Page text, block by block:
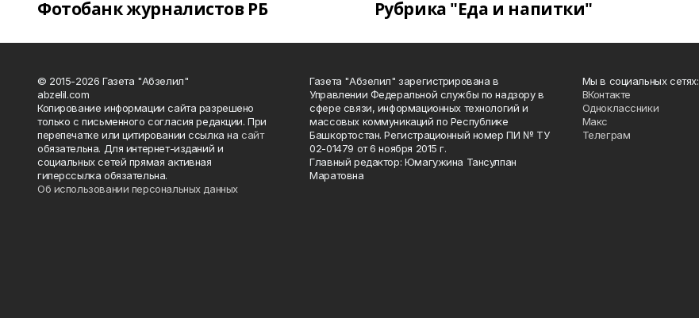
Фотобанк журналистов РБ Рубрика "Еда и напитки"
© 2015-2026 Газета "Абзелил"
abzelil.com
Копирование информации сайта разрешено
только с письменного согласия редакции. При
перепечатке или цитировании ссылка на сайт
обязательна. Для интернет-изданий и
социальных сетей прямая активная
гиперссылка обязательна.
Об использовании персональных данных
Газета "Абзелил" зарегистрирована в
Управлении Федеральной службы по надзору в
сфере связи, информационных технологий и
массовых коммуникаций по Республике
Башкортостан. Регистрационный номер ПИ № ТУ
02-01479 от 6 ноября 2015 г.
Главный редактор: Юмагужина Тансулпан
Маратовна
Мы в социальных сетях:
ВКонтакте
Одноклассники
Макс
Телеграм